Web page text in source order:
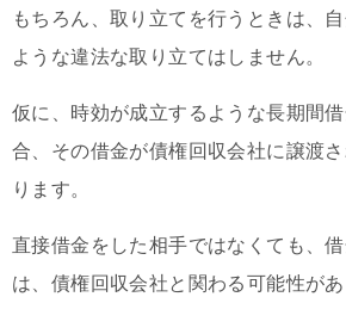
もちろん、取り立てを行うときは、
ような違法な取り立てはしません。
仮に、時効が成立するような長期間
合、その借金が債権回収会社に譲渡
ります。
直接借金をした相手ではなくても、
は、債権回収会社と関わる可能性があ